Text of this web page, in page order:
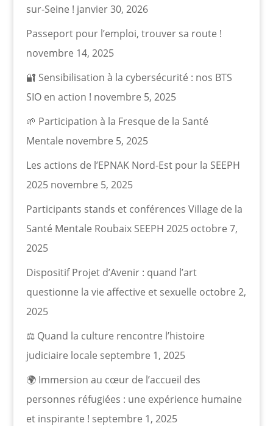
sur-Seine ! janvier 30, 2026
Passeport pour l’emploi, trouver sa route !
novembre 14, 2025
🔐 Sensibilisation à la cybersécurité : nos BTS
SIO en action ! novembre 5, 2025
🌱 Participation à la Fresque de la Santé
Mentale novembre 5, 2025
Les actions de l’EPNAK Nord-Est pour la SEEPH
2025 novembre 5, 2025
Participants stands et conférences Village de la
Santé Mentale Roubaix SEEPH 2025 octobre 7,
2025
Dispositif Projet d’Avenir : quand l’art
questionne la vie affective et sexuelle octobre 2,
2025
⚖️ Quand la culture rencontre l’histoire
judiciaire locale septembre 1, 2025
🌍 Immersion au cœur de l’accueil des
personnes réfugiées : une expérience humaine
et inspirante ! septembre 1, 2025